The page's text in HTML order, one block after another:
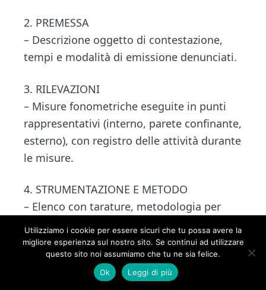
2. PREMESSA
– Descrizione oggetto di contestazione,
tempi e modalità di emissione denunciati.
3. RILEVAZIONI
– Misure fonometriche eseguite in punti
rappresentativi (interno, parete confinante,
esterno), con registro delle attività durante
le misure.
4. STRUMENTAZIONE E METODO
– Elenco con tarature, metodologia per
misure in locali interni e trasmissione tra
unità.
Utilizziamo i cookie per essere sicuri che tu possa avere la
migliore esperienza sul nostro sito. Se continui ad utilizzare
questo sito noi assumiamo che tu ne sia felice.
Ok
Leggi di più